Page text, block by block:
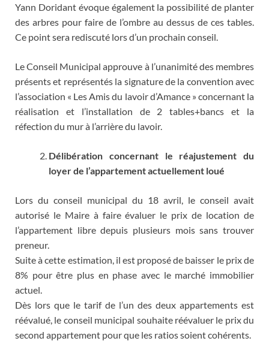
Yann Doridant évoque également la possibilité de planter
des arbres pour faire de l’ombre au dessus de ces tables.
Ce point sera rediscuté lors d’un prochain conseil.
Le Conseil Municipal approuve à l’unanimité des membres
présents et représentés la signature de la convention avec
l’association « Les Amis du lavoir d’Amance » concernant la
réalisation et l’installation de 2 tables+bancs et la
réfection du mur à l’arrière du lavoir.
Délibération concernant le réajustement du
loyer de l’appartement actuellement loué
Lors du conseil municipal du 18 avril, le conseil avait
autorisé le Maire à faire évaluer le prix de location de
l’appartement libre depuis plusieurs mois sans trouver
preneur.
Suite à cette estimation, il est proposé de baisser le prix de
8% pour être plus en phase avec le marché immobilier
actuel.
Dès lors que le tarif de l’un des deux appartements est
réévalué, le conseil municipal souhaite réévaluer le prix du
second appartement pour que les ratios soient cohérents.